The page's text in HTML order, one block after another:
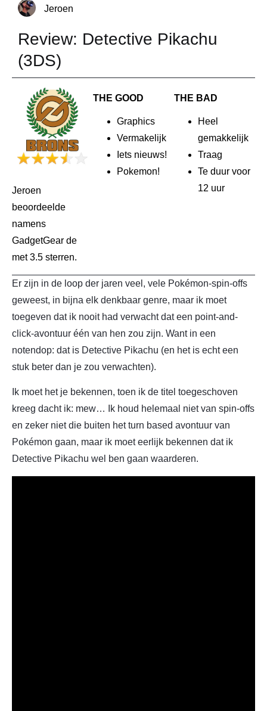
Jeroen
Review: Detective Pikachu
(3DS)
Jeroen
beoordeelde
namens
GadgetGear de
met 3.5 sterren.
THE GOOD
Graphics
Vermakelijk
Iets nieuws!
Pokemon!
THE BAD
Heel
gemakkelijk
Traag
Te duur voor
12 uur
Er zijn in de loop der jaren veel, vele Pokémon-spin-offs
geweest, in bijna elk denkbaar genre, maar ik moet
toegeven dat ik nooit had verwacht dat een point-and-
click-avontuur één van hen zou zijn. Want in een
notendop: dat is Detective Pikachu (en het is echt een
stuk beter dan je zou verwachten).
Ik moet het je bekennen, toen ik de titel toegeschoven
kreeg dacht ik: mew… Ik houd helemaal niet van spin-offs
en zeker niet die buiten het turn based avontuur van
Pokémon gaan, maar ik moet eerlijk bekennen dat ik
Detective Pikachu wel ben gaan waarderen.